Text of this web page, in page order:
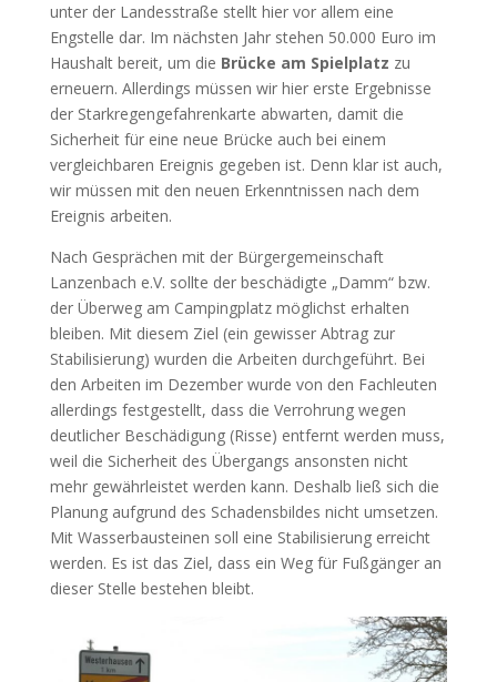
unter der Landesstraße stellt hier vor allem eine
Engstelle dar. Im nächsten Jahr stehen 50.000 Euro im
Haushalt bereit, um die Brücke am Spielplatz zu
erneuern. Allerdings müssen wir hier erste Ergebnisse
der Starkregengefahrenkarte abwarten, damit die
Sicherheit für eine neue Brücke auch bei einem
vergleichbaren Ereignis gegeben ist. Denn klar ist auch,
wir müssen mit den neuen Erkenntnissen nach dem
Ereignis arbeiten.
Nach Gesprächen mit der Bürgergemeinschaft
Lanzenbach e.V. sollte der beschädigte „Damm“ bzw.
der Überweg am Campingplatz möglichst erhalten
bleiben. Mit diesem Ziel (ein gewisser Abtrag zur
Stabilisierung) wurden die Arbeiten durchgeführt. Bei
den Arbeiten im Dezember wurde von den Fachleuten
allerdings festgestellt, dass die Verrohrung wegen
deutlicher Beschädigung (Risse) entfernt werden muss,
weil die Sicherheit des Übergangs ansonsten nicht
mehr gewährleistet werden kann. Deshalb ließ sich die
Planung aufgrund des Schadensbildes nicht umsetzen.
Mit Wasserbausteinen soll eine Stabilisierung erreicht
werden. Es ist das Ziel, dass ein Weg für Fußgänger an
dieser Stelle bestehen bleibt.